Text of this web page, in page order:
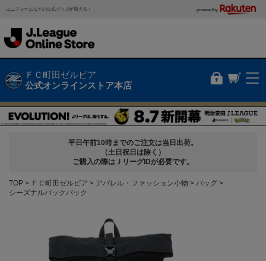
ユニフォームなどの公式グッズが買える！ powered by
ＦＣ町田ゼルビア
公式オンラインストア本店
平日午前10時までのご注文は当日出荷。
（土日祝日は除く）
ご購入の際はＪリーグIDが必要です。
TOP ＦＣ町田ゼルビア アパレル・ファッション小物
バッグ
シーズナルバックパック